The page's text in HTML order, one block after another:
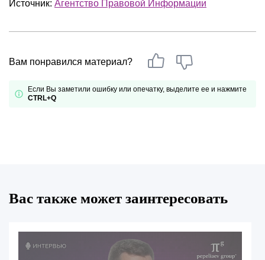
Источник: Агентство Правовой Информации
Вам понравился материал?
Если Вы заметили ошибку или опечатку, выделите ее и нажмите
CTRL+Q
Вас также может заинтересовать